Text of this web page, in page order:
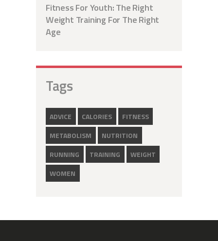
Fitness For Youth: The Right
Weight Training For The Right
Age
Tags
ADVICE CALORIES
FITNESS
METABOLISM
NUTRITION
RUNNING
TRAINING
WEIGHT
WOMEN